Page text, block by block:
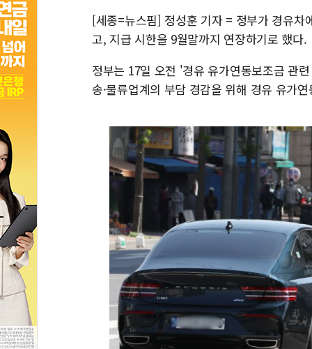
[세종=뉴스핌] 정성훈 기자 = 정부가 경유차
고, 지급 시한을 9월말까지 연장하기로 했다.
정부는 17일 오전 '경유 유가연동보조금 관
송·물류업계의 부담 경감을 위해 경유 유가